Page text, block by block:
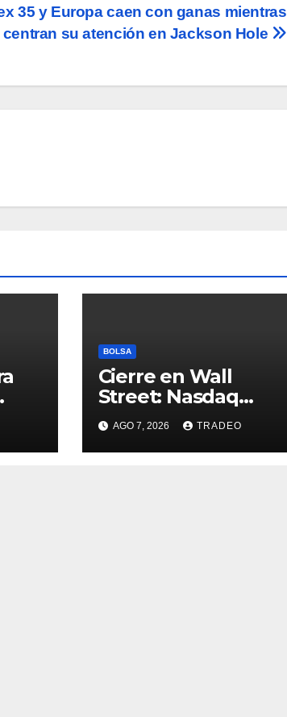
35 y Europa caen con ganas mientras
centran su atención en Jackson Hole
BOLSA
Cierre en Wall
Street: Nasdaq
(+0,28%), S&P 500
(+0,62%) y Nasdaq
(+1,30%)
AGO 7, 2026 TRADEO